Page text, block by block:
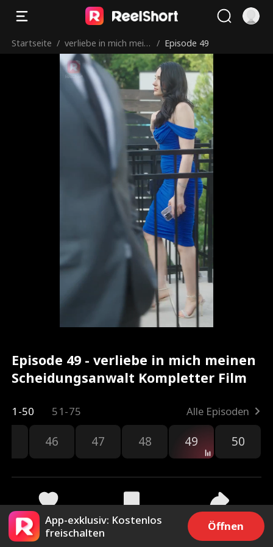
Startseite / verliebe in mich mein
en Scheidungsanwalt
/ Episode 49
Episode 49 - verliebe in mich meinen
Scheidungsanwalt Kompletter Film
1-50 51-75 Alle Episoden
46 47 48 49 50
2.6k 8.3k Teilen
App-exklusiv: Kostenlos
freischalten
Öffnen